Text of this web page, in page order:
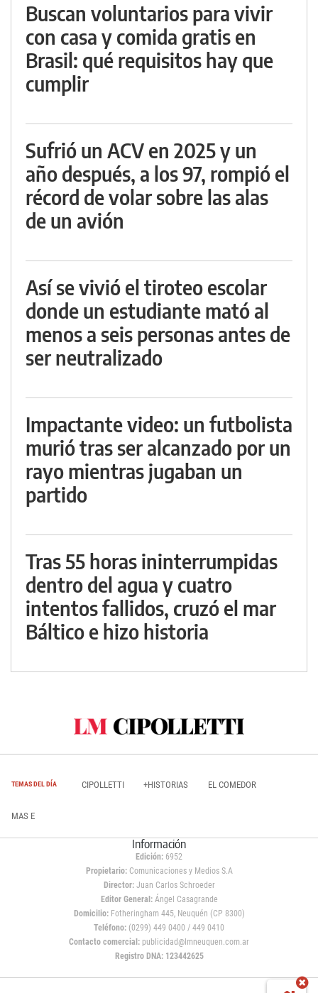
Buscan voluntarios para vivir
con casa y comida gratis en
Brasil: qué requisitos hay que
cumplir
Sufrió un ACV en 2025 y un
año después, a los 97, rompió el
récord de volar sobre las alas
de un avión
Así se vivió el tiroteo escolar
donde un estudiante mató al
menos a seis personas antes de
ser neutralizado
Impactante video: un futbolista
murió tras ser alcanzado por un
rayo mientras jugaban un
partido
Tras 55 horas ininterrumpidas
dentro del agua y cuatro
intentos fallidos, cruzó el mar
Báltico e hizo historia
TEMAS DEL DÍA CIPOLLETTI +HISTORIAS EL COMEDOR
MAS E
Información
Edición: 6952
Propietario:Comunicaciones y Medios S.A
Director: Juan Carlos Schroeder
Editor General:Ángel Casagrande
Domicilio:Fotheringham 445, Neuquén (CP 8300)
Teléfono: (0299) 449 0400 / 449 0410
Contacto comercial: publicidad@lmneuquen.com.ar
Registro DNA: 123442625